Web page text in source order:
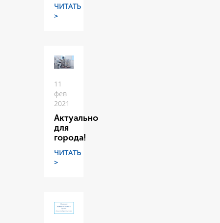
ЧИТАТЬ
>
11
фев
2021
Актуально
для
города!
ЧИТАТЬ
>